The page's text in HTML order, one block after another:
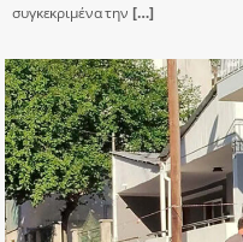
συγκεκριμένα την […]